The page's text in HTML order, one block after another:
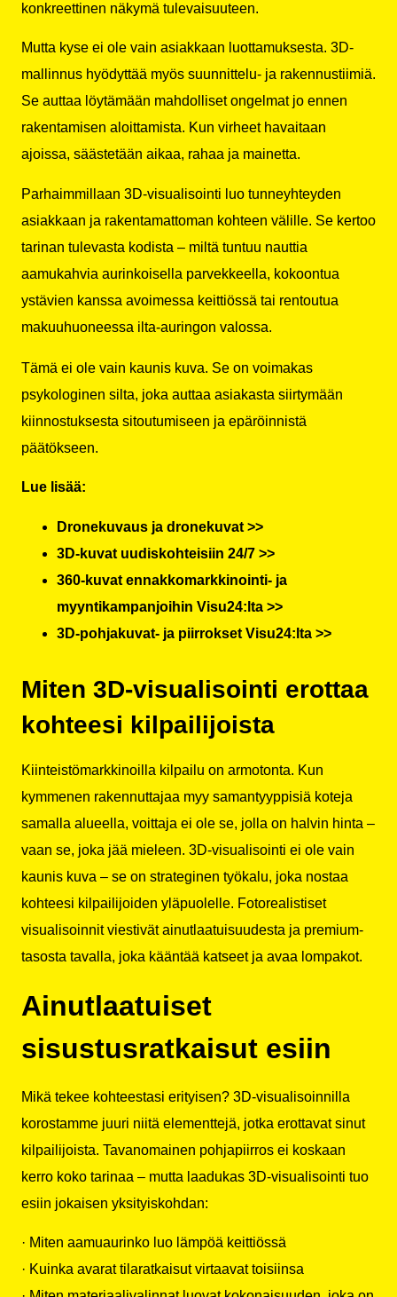
konkreettinen näkymä tulevaisuuteen.
Mutta kyse ei ole vain asiakkaan luottamuksesta. 3D-
mallinnus hyödyttää myös suunnittelu- ja rakennustiimiä.
Se auttaa löytämään mahdolliset ongelmat jo ennen
rakentamisen aloittamista. Kun virheet havaitaan
ajoissa, säästetään aikaa, rahaa ja mainetta.
Parhaimmillaan 3D-visualisointi luo tunneyhteyden
asiakkaan ja rakentamattoman kohteen välille. Se kertoo
tarinan tulevasta kodista – miltä tuntuu nauttia
aamukahvia aurinkoisella parvekkeella, kokoontua
ystävien kanssa avoimessa keittiössä tai rentoutua
makuuhuoneessa ilta-auringon valossa.
Tämä ei ole vain kaunis kuva. Se on voimakas
psykologinen silta, joka auttaa asiakasta siirtymään
kiinnostuksesta sitoutumiseen ja epäröinnistä
päätökseen.
Lue lisää:
Dronekuvaus ja dronekuvat >>
3D-kuvat uudiskohteisiin 24/7 >>
360-kuvat ennakkomarkkinointi- ja
myyntikampanjoihin Visu24:lta >>
3D-pohjakuvat- ja piirrokset Visu24:lta >>
Miten 3D-visualisointi erottaa
kohteesi kilpailijoista
Kiinteistömarkkinoilla kilpailu on armotonta. Kun
kymmenen rakennuttajaa myy samantyyppisiä koteja
samalla alueella, voittaja ei ole se, jolla on halvin hinta –
vaan se, joka jää mieleen. 3D-visualisointi ei ole vain
kaunis kuva – se on strateginen työkalu, joka nostaa
kohteesi kilpailijoiden yläpuolelle. Fotorealistiset
visualisoinnit viestivät ainutlaatuisuudesta ja premium-
tasosta tavalla, joka kääntää katseet ja avaa lompakot.
Ainutlaatuiset
sisustusratkaisut esiin
Mikä tekee kohteestasi erityisen? 3D-visualisoinnilla
korostamme juuri niitä elementtejä, jotka erottavat sinut
kilpailijoista. Tavanomainen pohjapiirros ei koskaan
kerro koko tarinaa – mutta laadukas 3D-visualisointi tuo
esiin jokaisen yksityiskohdan:
· Miten aamuaurinko luo lämpöä keittiössä
· Kuinka avarat tilaratkaisut virtaavat toisiinsa